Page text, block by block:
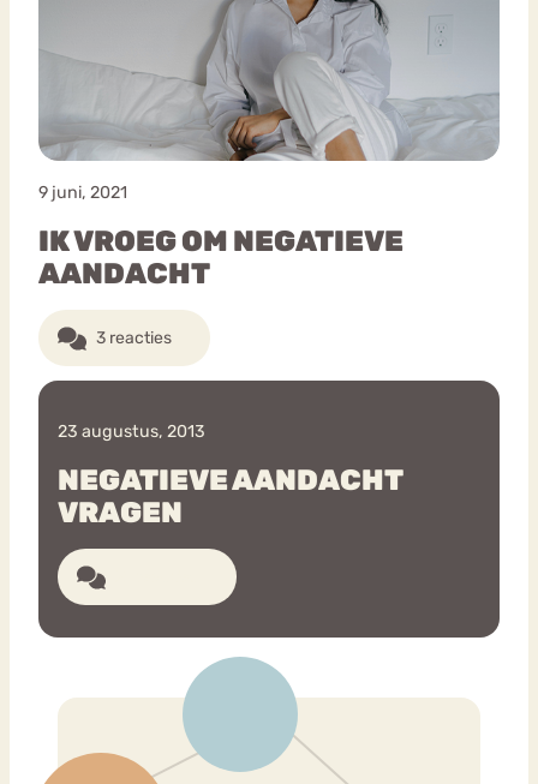
9 juni, 2021
IK VROEG OM NEGATIEVE
AANDACHT
3 reacties
23 augustus, 2013
NEGATIEVE AANDACHT
VRAGEN
Chat
Forum
osa
Eetstoornis Anorexia Nervosa
Eetbuien
Orthorexia
Afvallen Angst